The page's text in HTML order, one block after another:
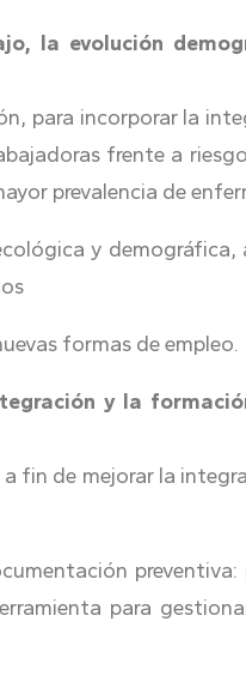
la evolución
para incorporar la
frente a
prevalencia de
y
formas de empleo.
y la
fin de mejorar la
para